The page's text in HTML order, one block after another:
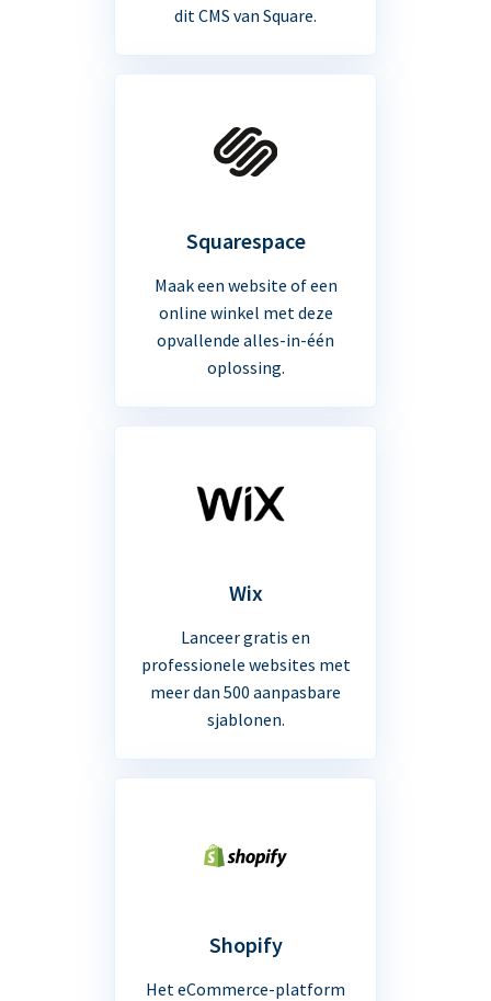
dit CMS van Square.
Squarespace
Maak een website of een
online winkel met deze
opvallende alles-in-één
oplossing.
Wix
Lanceer gratis en
professionele websites met
meer dan 500 aanpasbare
sjablonen.
Shopify
Het eCommerce-platform